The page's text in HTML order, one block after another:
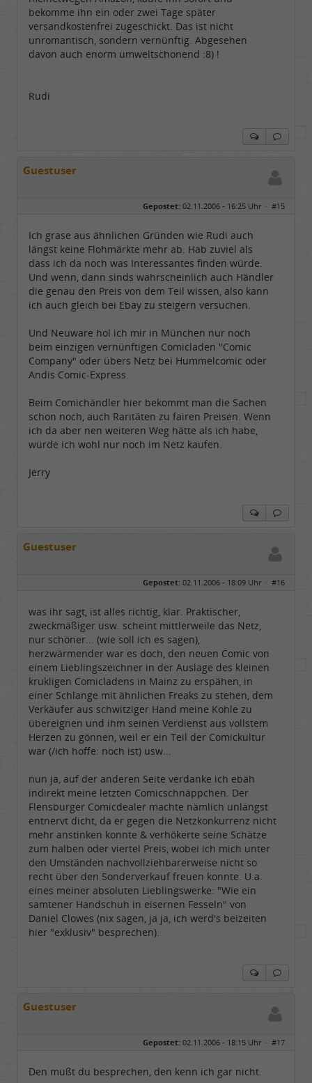
bekomme ihn ein oder zwei Tage später
versandkostenfrei zugeschickt. Das ist nicht
unromantisch, sondern vernünftig. Abgesehen
davon auch enorm umweltschonend :8) !
Rudi
Guestuser
Gepostet: 02.11.2006 - 16:25 Uhr · #15
Ich grase aus ähnlichen Gründen wie Rudi auch
längst keine Flohmärkte mehr ab. Hab zuviel als
dass ich da noch was Interessantes finden würde.
Und wenn, dann sinds wahrscheinlich auch Händler
die genau den Preis von dem Teil wissen, also kann
ich auch gleich bei Ebay zu steigern versuchen.
Und Neuware hol ich mir in München nur noch
beim einzigen vernünftigen Comicladen "Comic
Company" oder übers Netz bei Hummelcomic oder
Andis Comic-Express.
Beim Comichändler hier bekommt man die Sachen
schon noch, auch Raritäten zu fairen Preisen. Wenn
ich da aber nen weiteren Weg hätte als ich habe,
würde ich wohl nur noch im Netz kaufen.
Jerry
Guestuser
Gepostet: 02.11.2006 - 18:09 Uhr · #16
was ihr sagt, ist alles richtig, klar. Praktischer,
zweckmäßiger usw. scheint mittlerweile das Netz,
nur schöner... (wie soll ich es sagen),
herzwärmender war es doch, den neuen Comic von
einem Lieblingszeichner in der Auslage des kleinen
krukligen Comicladens in Mainz zu erspähen, in
einer Schlange mit ähnlichen Freaks zu stehen, dem
Verkäufer aus schwitziger Hand meine Kohle zu
übereignen und ihm seinen Verdienst aus vollstem
Herzen zu gönnen, weil er ein Teil der Comickultur
war (/ich hoffe: noch ist) usw...
nun ja, auf der anderen Seite verdanke ich ebäh
indirekt meine letzten Comicschnäppchen. Der
Flensburger Comicdealer machte nämlich unlängst
entnervt dicht, da er gegen die Netzkonkurrenz nicht
mehr anstinken konnte & verhökerte seine Schätze
zum halben oder viertel Preis, wobei ich mich unter
den Umständen nachvollziehbarerweise nicht so
recht über den Sonderverkauf freuen konnte. U.a.
eines meiner absoluten Lieblingswerke: "Wie ein
samtener Handschuh in eisernen Fesseln" von
Daniel Clowes (nix sagen, ja ja, ich werd's beizeiten
hier "exklusiv" besprechen).
Guestuser
Gepostet: 02.11.2006 - 18:15 Uhr · #17
Den mußt du besprechen, den kenn ich gar nicht.